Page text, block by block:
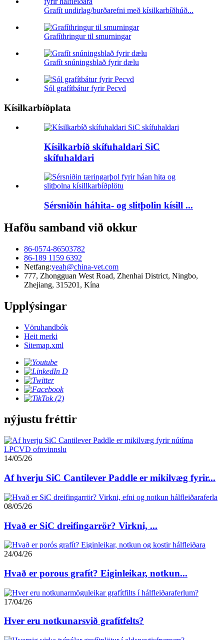
Grafít undirlag/burðarefni með kísilkarbíðhúð...
Grafíthringur til smurningar
Grafít snúningsblað fyrir dælu
Sól grafítbátur fyrir Pecvd
Kísilkarbíðplata
Kísilkarbíð skífuhaldari SiC
skífuhaldari
Sérsniðin háhita- og slitþolin kísill ...
Hafðu samband við okkur
86-0574-86503782
86-189 1159 6392
Netfang:yeah@china-vet.com
777, Zhongguan West Road, Zhenhai District, Ningbo,
Zhejiang, 315201, Kína
Upplýsingar
Vöruhandbók
Heit merki
Sitemap.xml
nýjustu fréttir
14/05/26
Af hverju SiC Cantilever Paddle er mikilvæg fyrir...
08/05/26
Hvað er SiC dreifingarrör? Virkni, ...
24/04/26
Hvað er porous grafít? Eiginleikar, notkun...
17/04/26
Hver eru notkunarsvið grafítfelts?